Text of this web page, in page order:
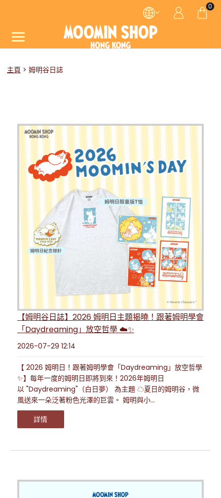
0
主頁 姆明谷日誌
【姆明谷日誌】2026 姆明日主題揭曉！跟著姆明學會
「Daydreaming」放空哲學 ☁️✨
2026-07-29 12:14
【 2026 姆明日！跟著姆明學會「Daydreaming」放空哲學
✨】每年一度的姆明日即將到來！2026年姆明日
以 "Daydreaming"（白日夢） 為主題 ☁夏日的姆明谷，微
風送來一朵泛著粉色光澤的巨雲。 姆明與小...
詳情